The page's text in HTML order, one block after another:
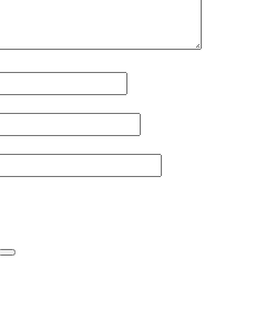
Search